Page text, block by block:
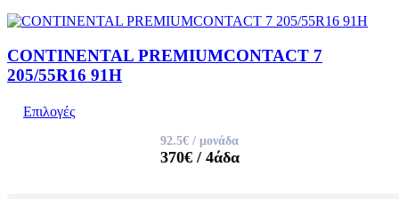
CONTINENTAL PREMIUMCONTACT 7
205/55R16 91H
Επιλογές
92.5€ / μονάδα
370€/ 4άδα